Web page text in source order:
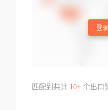
登
匹配到共计 10+个出口